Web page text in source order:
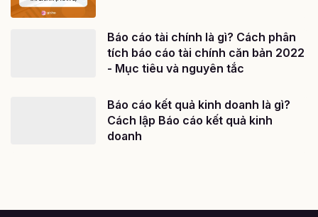
Báo cáo tài chính là gì? Cách phân
tích báo cáo tài chính căn bản 2022
- Mục tiêu và nguyên tắc
Báo cáo kết quả kinh doanh là gì?
Cách lập Báo cáo kết quả kinh
doanh